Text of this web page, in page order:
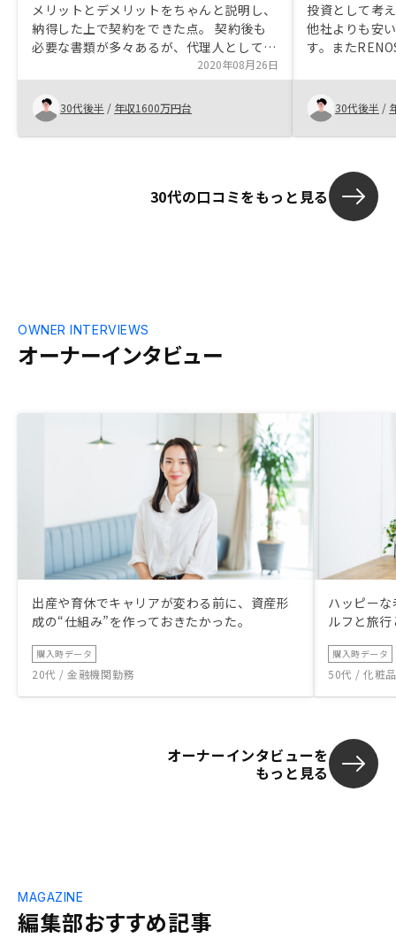
メリットとデメリットをちゃんと説明し、
納得した上で契約をできた点。 契約後も
必要な書類が多々あるが、代理人として入
手してくれるので、手間が省けた点。不動
産2件目以降は手数料が安くなるなどの特
典。
2020年08月26日
30代後半 / 年収1600万円台
投資として考
他社よりも安
す。また
に値するもの
30代後半 /
30代の口コミをもっと見る
オーナーインタビュー
OWNER INTERVIEWS
出産や育休でキャリアが変わる前に、資産形
成の“仕組み”を作っておきたかった。
購入時データ
20代 / 金融機関勤務
ハッピー
ルフと旅
購入時データ
50代 / 化粧
オーナーインタビューを
もっと見る
編集部おすすめ記事
MAGAZINE